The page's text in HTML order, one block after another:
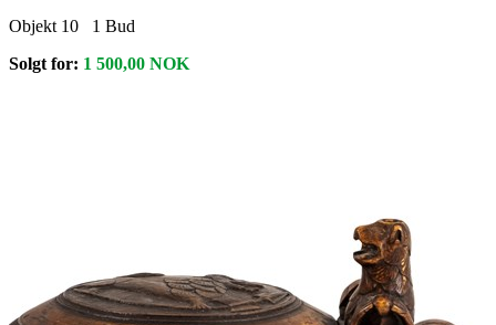
Objekt 10
1 Bud
Solgt for: 1 500,00 NOK